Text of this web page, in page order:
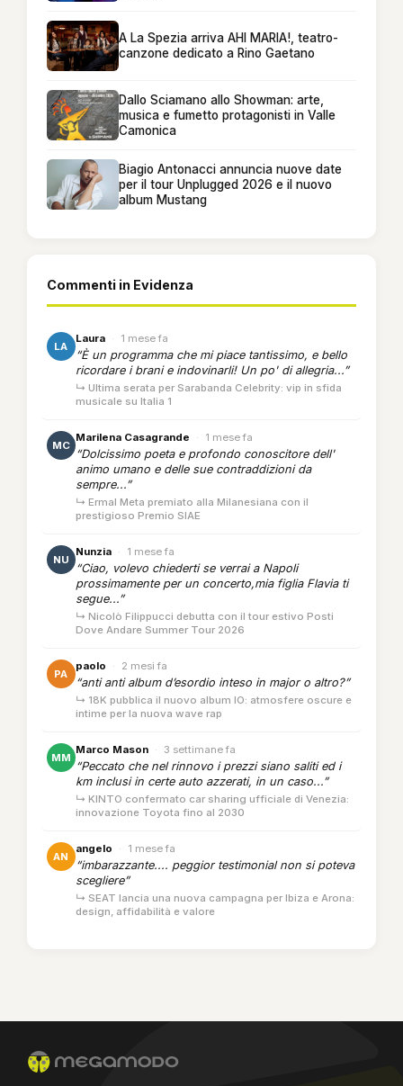
A La Spezia arriva AHI MARIA!, teatro-
canzone dedicato a Rino Gaetano
Dallo Sciamano allo Showman: arte,
musica e fumetto protagonisti in Valle
Camonica
Biagio Antonacci annuncia nuove date
per il tour Unplugged 2026 e il nuovo
album Mustang
Commenti in Evidenza
LA
Laura · 1 mese fa
“È un programma che mi piace tantissimo, e bello
ricordare i brani e indovinarli! Un po' di allegria...”
↳ Ultima serata per Sarabanda Celebrity: vip in sfida
musicale su Italia 1
MC
Marilena Casagrande · 1 mese fa
“Dolcissimo poeta e profondo conoscitore dell'
animo umano e delle sue contraddizioni da
sempre...”
↳ Ermal Meta premiato alla Milanesiana con il
prestigioso Premio SIAE
NU
Nunzia · 1 mese fa
“Ciao, volevo chiederti se verrai a Napoli
prossimamente per un concerto,mia figlia Flavia ti
segue...”
↳ Nicolò Filippucci debutta con il tour estivo Posti
Dove Andare Summer Tour 2026
PA
paolo · 2 mesi fa
“anti anti album d’esordio inteso in major o altro?”
↳ 18K pubblica il nuovo album IO: atmosfere oscure e
intime per la nuova wave rap
MM
Marco Mason · 3 settimane fa
“Peccato che nel rinnovo i prezzi siano saliti ed i
km inclusi in certe auto azzerati, in un caso...”
↳ KINTO confermato car sharing ufficiale di Venezia:
innovazione Toyota fino al 2030
AN
angelo · 1 mese fa
“imbarazzante.... peggior testimonial non si poteva
scegliere”
↳ SEAT lancia una nuova campagna per Ibiza e Arona:
design, affidabilità e valore